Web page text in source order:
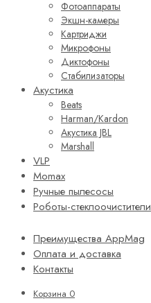
Фотоаппараты
Экшн-камеры
Картриджи
Микрофоны
Диктофоны
Стабилизаторы
Акустика
Beats
Harman/Kardon
Акустика JBL
Marshall
VLP
Momax
Ручные пылесосы
Роботы-стеклоочистители
Преимущества AppMag
Оплата и доставка
Контакты
Корзина 0